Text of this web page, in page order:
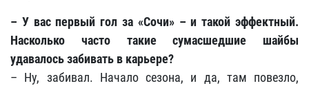
– У вас первый гол за «Сочи» – и такой эффектный.
Насколько часто такие сумасшедшие шайбы
удавалось забивать в карьере?
– Ну, забивал. Начало сезона, и да, там повезло,